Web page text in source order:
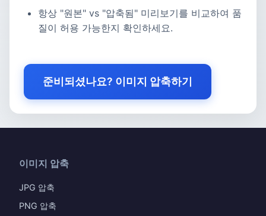
항상 "원본" vs "압축됨" 미리보기를 비교하여 품
질이 허용 가능한지 확인하세요.
준비되셨나요? 이미지 압축하기
이미지 압축
JPG 압축
PNG 압축